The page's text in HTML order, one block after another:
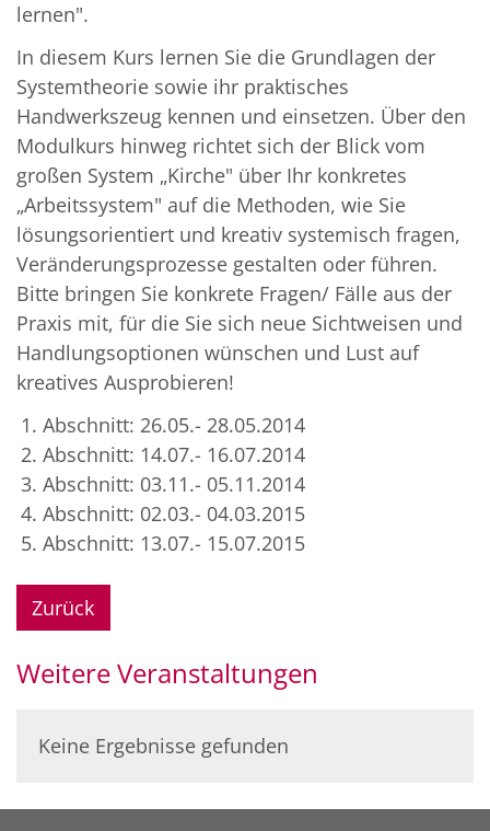
lernen".
In diesem Kurs lernen Sie die Grundlagen der
Systemtheorie sowie ihr praktisches
Handwerkszeug kennen und einsetzen. Über den
Modulkurs hinweg richtet sich der Blick vom
großen System „Kirche" über Ihr konkretes
„Arbeitssystem" auf die Methoden, wie Sie
lösungsorientiert und kreativ systemisch fragen,
Veränderungsprozesse gestalten oder führen.
Bitte bringen Sie konkrete Fragen/ Fälle aus der
Praxis mit, für die Sie sich neue Sichtweisen und
Handlungsoptionen wünschen und Lust auf
kreatives Ausprobieren!
Abschnitt: 26.05.- 28.05.2014
Abschnitt: 14.07.- 16.07.2014
Abschnitt: 03.11.- 05.11.2014
Abschnitt: 02.03.- 04.03.2015
Abschnitt: 13.07.- 15.07.2015
Zurück
Weitere Veranstaltungen
Keine Ergebnisse gefunden